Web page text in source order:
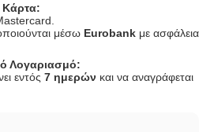
Κάρτα:
μέσω Eurobank με ασφάλεια
Λογαριασμό:
εντός 7 ημερών και να αναγράφεται